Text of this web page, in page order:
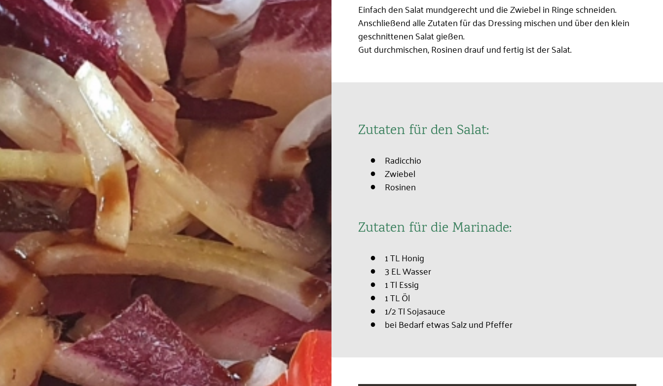
Einfach den Salat mundgerecht und die Zwiebel in Ringe schneiden.
Anschließend alle Zutaten für das Dressing mischen und über den klein
geschnittenen Salat gießen.
Gut durchmischen, Rosinen drauf und fertig ist der Salat.
Zutaten für den Salat:
Radicchio
Zwiebel
Rosinen
Zutaten für die Marinade:
1 TL Honig
3 EL Wasser
1 Tl Essig
1 TL Öl
1/2 Tl Sojasauce
bei Bedarf etwas Salz und Pfeffer